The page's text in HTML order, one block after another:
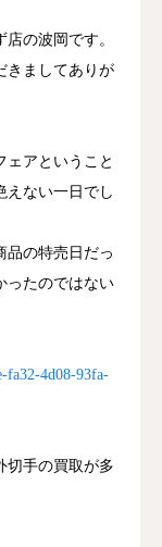
の波岡です。
きましてありが
ェアということ
えない一日でし
品の特売日だっ
ったのではない
fa32-4d08-93fa-
切手の買取が多